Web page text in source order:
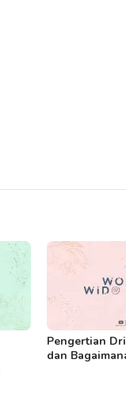
Pengertian
dan